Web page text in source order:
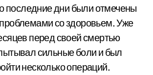
последние дни были отмечены
со здоровьем. Уже
перед своей смертью
сильные боли и был
несколько операций.